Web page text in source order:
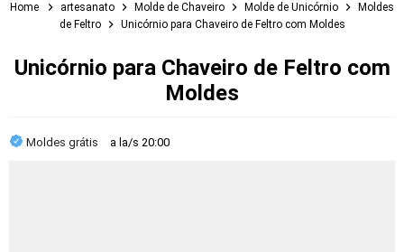
Home artesanato Molde de Chaveiro Molde de Unicórnio
Moldes
de Feltro
Unicórnio para Chaveiro de Feltro com Moldes
Unicórnio para Chaveiro de Feltro com
Moldes
Moldes grátis a la/s 20:00